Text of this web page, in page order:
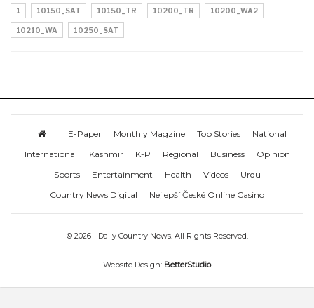
1 10150_SAT 10150_TR 10200_TR 10200_WA2
10210_WA 10250_SAT
E-Paper Monthly Magzine Top Stories
National
International
Kashmir K-P Regional Business
Opinion
Sports
Entertainment Health Videos
Urdu
Country News Digital
Nejlepší České Online Casino
© 2026 - Daily Country News. All Rights Reserved.
Website Design: BetterStudio